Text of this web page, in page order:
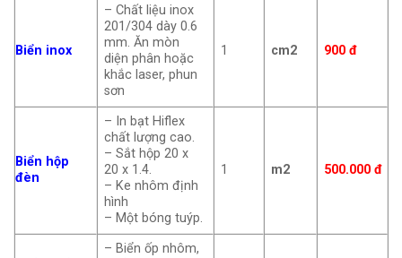
Biển inox
– Chất liệu inox
201/304 dày 0.6
mm. Ăn mòn
diện phân hoặc
khắc laser, phun
sơn
1 cm2 900 đ
Biển hộp
đèn
– In bạt Hiflex
chất lượng cao.
– Sắt hộp 20 x
20 x 1.4.
– Ke nhôm định
hình
– Một bóng tuýp.
1 m2 500.000 đ
– Biển ốp nhôm,